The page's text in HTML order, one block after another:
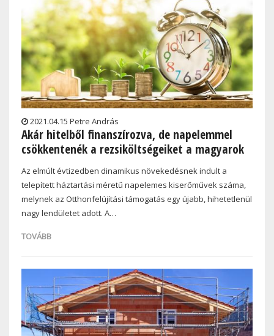
2021.04.15 Petre András
Akár hitelből finanszírozva, de napelemmel
csökkentenék a rezsiköltségeiket a magyarok
Az elmúlt évtizedben dinamikus növekedésnek indult a
telepített háztartási méretű napelemes kiserőművek száma,
melynek az Otthonfelújítási támogatás egy újabb, hihetetlenül
nagy lendületet adott. A…
TOVÁBB